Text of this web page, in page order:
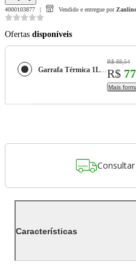
4000103877 Vendido e entregue por Zanline
Ofertas disponíveis
Garrafa Térmica 1L em Plástico com Ampola de Vidro Bule Térmico Tramontina Bege
R$ 88,54
R$
Mais
Consultar
Características